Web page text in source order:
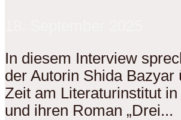
In diesem Interview
der Autorin Shida Bazyar
Zeit am Literaturinstitut
und ihren Roman „Drei...